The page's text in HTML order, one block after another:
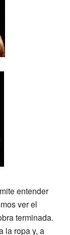
entender
ver el
terminada.
la ropa y, a